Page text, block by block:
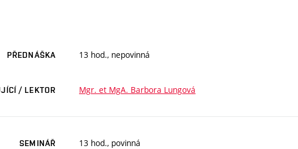
PŘEDNÁŠKA 13 hod., nepovinná
/ LEKTOR Mgr. et MgA. Barbora Lungová
SEMINÁŘ 13 hod., povinná